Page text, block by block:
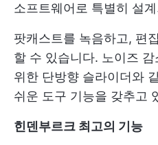
소프트웨어로 특별히 설
팟캐스트를 녹음하고, 편
할 수 있습니다. 노이즈
위한 단방향 슬라이더와
쉬운 도구 기능을 갖추고
힌덴부르크 최고의 기능